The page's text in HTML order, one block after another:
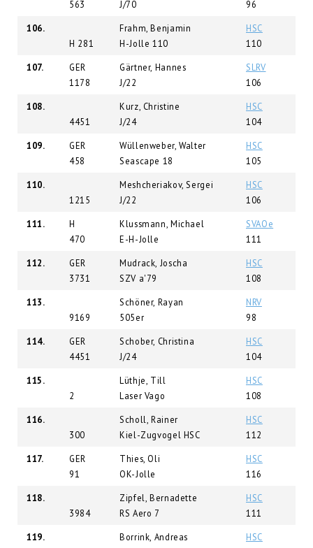
563 J/70 96
106.
H 281
Frahm, Benjamin
H-Jolle 110
HSC
110
107.
GER
1178
Gärtner, Hannes
J/22
SLRV
106
108.
4451
Kurz, Christine
J/24
HSC
104
109.
GER
458
Wüllenweber, Walter
Seascape 18
HSC
105
110.
1215
Meshcheriakov, Sergei
J/22
HSC
106
111.
H
470
Klussmann, Michael
E-H-Jolle
SVAOe
111
112.
GER
3731
Mudrack, Joscha
SZV a'79
HSC
108
113.
9169
Schöner, Rayan
505er
NRV
98
114.
GER
4451
Schober, Christina
J/24
HSC
104
115.
2
Lüthje, Till
Laser Vago
HSC
108
116.
300
Scholl, Rainer
Kiel-Zugvogel HSC
HSC
112
117.
GER
91
Thies, Oli
OK-Jolle
HSC
116
118.
3984
Zipfel, Bernadette
RS Aero 7
HSC
111
119.
Borrink, Andreas
HSC